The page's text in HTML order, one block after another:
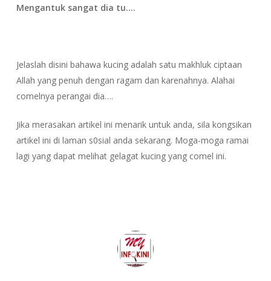
Mengantuk sangat dia tu….
Jelaslah disini bahawa kucing adalah satu makhluk ciptaan
Allah yang penuh dengan ragam dan karenahnya. Alahai
comelnya perangai dia….
Jika merasakan artikel ini menarik untuk anda, sila kongsikan
artikel ini di laman s0sial anda sekarang. Moga-moga ramai
lagi yang dapat melihat gelagat kucing yang comel ini.